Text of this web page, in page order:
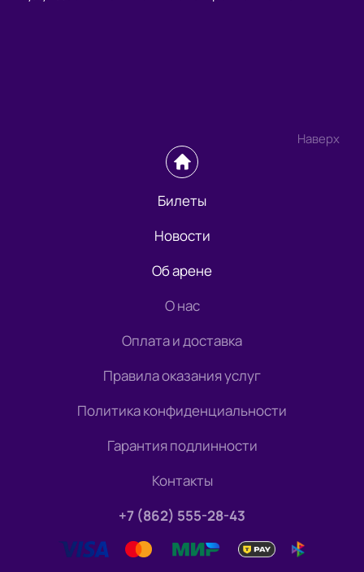
Наверх
Билеты
Новости
Об арене
О нас
Оплата и доставка
Правила оказания услуг
Политика конфиденциальности
Гарантия подлинности
Контакты
+7 (862) 555-28-43